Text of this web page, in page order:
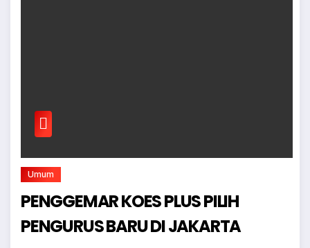
Umum
PENGGEMAR KOES PLUS PILIH
PENGURUS BARU DI JAKARTA